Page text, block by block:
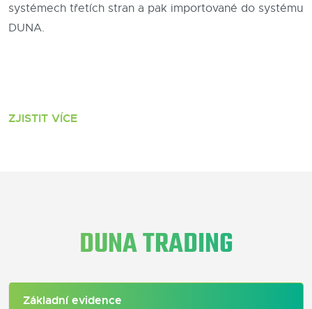
systémech třetích stran a pak importované do systému
DUNA.
ZJISTIT VÍCE
DUNA TRADING
Základní evidence